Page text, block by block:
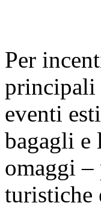
Per
principali
eventi
bagagli
omaggi
turistiche